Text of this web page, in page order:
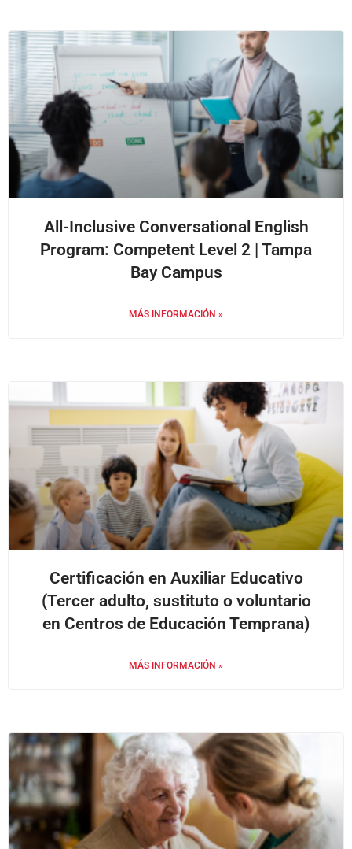
All-Inclusive Conversational English
Program: Competent Level 2 | Tampa
Bay Campus
MÁS INFORMACIÓN »
Certificación en Auxiliar Educativo
(Tercer adulto, sustituto o voluntario
en Centros de Educación Temprana)
MÁS INFORMACIÓN »